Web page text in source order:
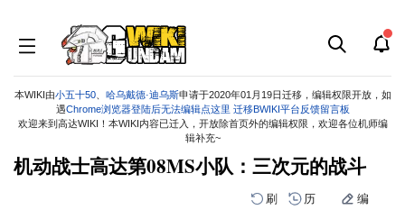
本WIKI由小五十50、 哈乌戴德·迪乌斯申请于2020年01月19日迁移，编辑权限开放，如
遇Chrome浏览器登陆后无法编辑点这里 迁移BWIKI平台反馈留言板
欢迎来到高达WIKI！本WIKI内容已迁入，开放除首页外的编辑权限，欢迎各位机师编
辑补充~
机动战士高达第08MS小队：三次元的战斗
刷 历 编